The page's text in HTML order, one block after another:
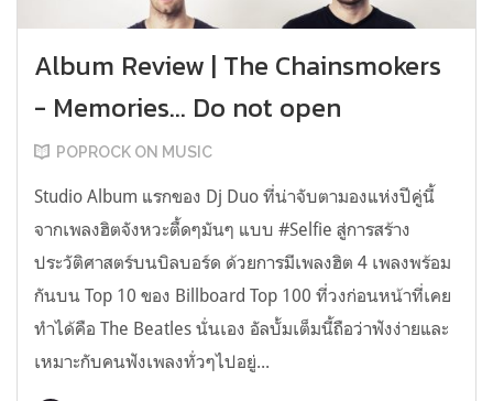
Album Review | The Chainsmokers
- Memories... Do not open
POPROCK ON MUSIC
Studio Album แรกของ Dj Duo ที่น่าจับตามองแห่งปีคู่นี้
จากเพลงฮิตจังหวะตื้ดๆมันๆ แบบ #Selfie สู่การสร้าง
ประวัติศาสตร์บนบิลบอร์ด ด้วยการมีเพลงฮิต 4 เพลงพร้อม
กันบน Top 10 ของ Billboard Top 100 ที่วงก่อนหน้าที่เคย
ทำได้คือ The Beatles นั่นเอง อัลบั้มเต็มนี้ถือว่าฟังง่ายและ
เหมาะกับคนฟังเพลงทั่วๆไปอยู่...